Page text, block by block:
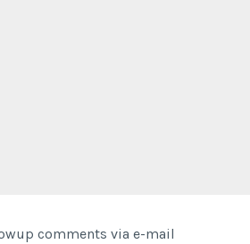
comments via e-mail